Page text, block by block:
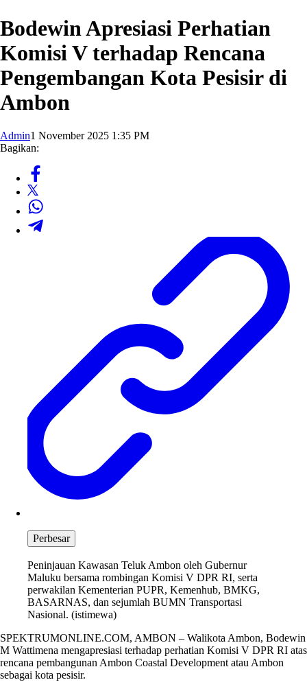
Bodewin Apresiasi Perhatian
Komisi V terhadap Rencana
Pengembangan Kota Pesisir di
Ambon
Admin1 November 2025 1:35 PM
Bagikan:
Perbesar
Peninjauan Kawasan Teluk Ambon oleh Gubernur
Maluku bersama rombingan Komisi V DPR RI, serta
perwakilan Kementerian PUPR, Kemenhub, BMKG,
BASARNAS, dan sejumlah BUMN Transportasi
Nasional. (istimewa)
SPEKTRUMONLINE.COM, AMBON – Walikota Ambon, Bodewin
M Wattimena mengapresiasi terhadap perhatian Komisi V DPR RI atas
rencana pembangunan Ambon Coastal Development atau Ambon
sebagai kota pesisir.